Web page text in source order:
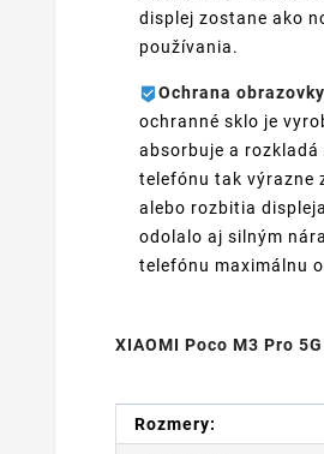
displej zostane ako
používania.
Ochrana
ochranné sklo je
absorbuje a
telefónu tak výrazne
alebo rozbitia
odolalo aj silným
telefónu maximálnu
XIAOMI Poco M3 Pro
Rozmery: